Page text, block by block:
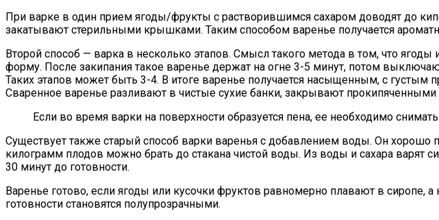
При варке в один прием ягоды/фрукты с растворившимся сахаром доводят до
закатывают стерильными крышками. Таким способом варенье получается
Второй способ — варка в несколько этапов. Смысл такого метода в том, что
форму. После закипания такое варенье держат на огне 3-5 минут, потом
Таких этапов может быть 3-4. В итоге варенье получается насыщенным, с
Сваренное варенье разливают в чистые сухие банки, закрывают
Если во время варки на поверхности образуется пена, ее необходимо снимать.
Существует также старый способ варки варенья с добавлением воды. Он
килограмм плодов можно брать до стакана чистой воды. Из воды и сахара варят
30 минут до готовности.
Варенье готово, если ягоды или кусочки фруктов равномерно плавают в
готовности становятся полупрозрачными.